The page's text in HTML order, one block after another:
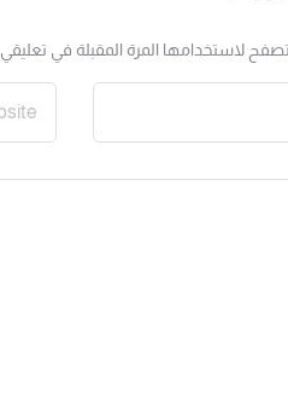
لاستخدامها المرة المقبلة في تعليقي.